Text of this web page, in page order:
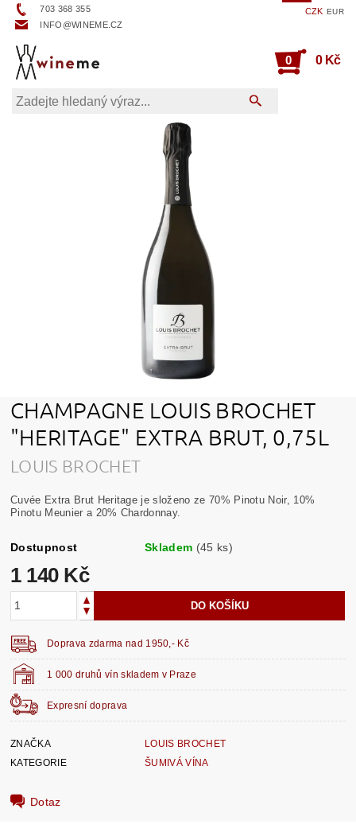
703 368 355
INFO@WINEME.CZ
CZK EUR
0 0 Kč
CHAMPAGNE LOUIS BROCHET
"HERITAGE" EXTRA BRUT, 0,75L
LOUIS BROCHET
Cuvée Extra Brut Heritage je složeno ze 70% Pinotu Noir, 10%
Pinotu Meunier a 20% Chardonnay.
Dostupnost Skladem (45 ks)
1 140 Kč
1 000 druhů vín skladem v Praze
Expresní doprava
Doprava zdarma nad 1950,- Kč
ZNAČKA
LOUIS BROCHET
KATEGORIE
ŠUMIVÁ VÍNA
Dotaz